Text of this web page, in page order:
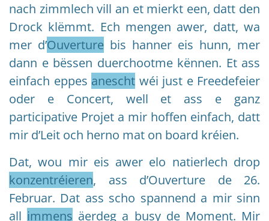
nach zimmlech vill an et mierkt een, datt den
Drock klëmmt. Ech mengen awer, datt, wa
mer d’Ouverture bis hanner eis hunn, mer
dann e bëssen duerchootme kënnen. Et ass
einfach eppes anescht wéi just e Freedefeier
oder e Concert, well et ass e ganz
participative Projet a mir hoffen einfach, datt
mir d’Leit och herno mat on board kréien.
Dat, wou mir eis awer elo natierlech drop
konzentréieren, ass d’Ouverture de 26.
Februar. Dat ass scho spannend a mir sinn
all immens äerdeg a busy de Moment. Mir